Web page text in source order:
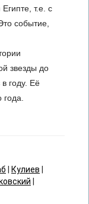
т.е. с
событие,
звезды до
году. Её
Кулиев